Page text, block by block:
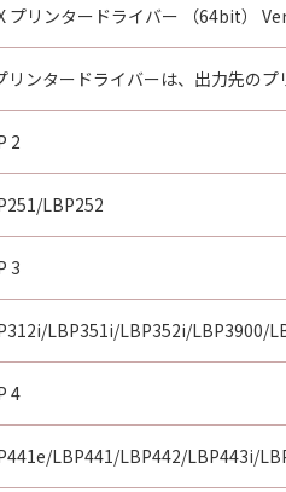
プリンタードライバー （64bit）
リンタードライバーは、出力先のプ
2
LBP252
3
LBP351i/LBP352i/LBP3900/
4
LBP441/LBP442/LBP443i/